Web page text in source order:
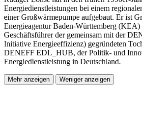
Energiedienstleistungen bei einem
einer Großwärmepumpe aufgebaut. Er ist
Energieagentur Baden-Württemberg (KEA)
Geschäftsführer der gemeinsam mit der
Initiative Energieeffizienz) gegründeten
DENEFF EDL_HUB, der Politik- und
Energiedienstleistung in Deutschland.
Mehr anzeigen Weniger anzeigen